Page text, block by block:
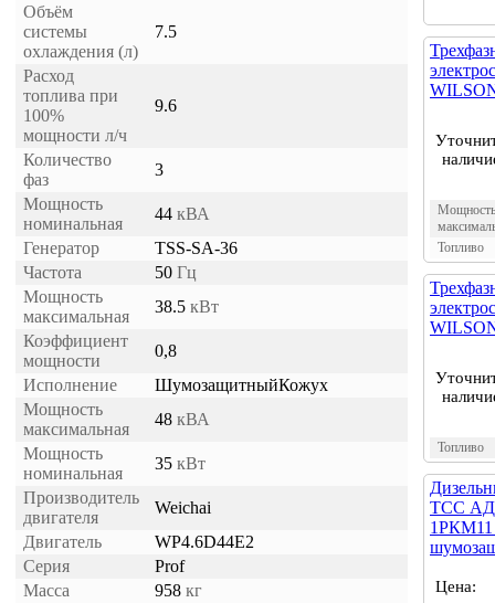
Объём
системы
охлаждения (л)
7.5
Расход
топлива при
100%
мощности л/ч
9.6
Количество
фаз
3
Мощность
номинальная
44 кВА
Генератор
TSS-SA-36
Частота
50 Гц
Мощность
максимальная
38.5 кВт
Коэффициент
мощности
0,8
Исполнение
ШумозащитныйКожух
Мощность
максимальная
48 кВА
Мощность
номинальная
35 кВт
Производитель
двигателя
Weichai
Двигатель
WP4.6D44E2
Серия
Prof
Масса
958 кг
Мощность
Топливо
Топливо
ТСС
1РКМ11
Цена: